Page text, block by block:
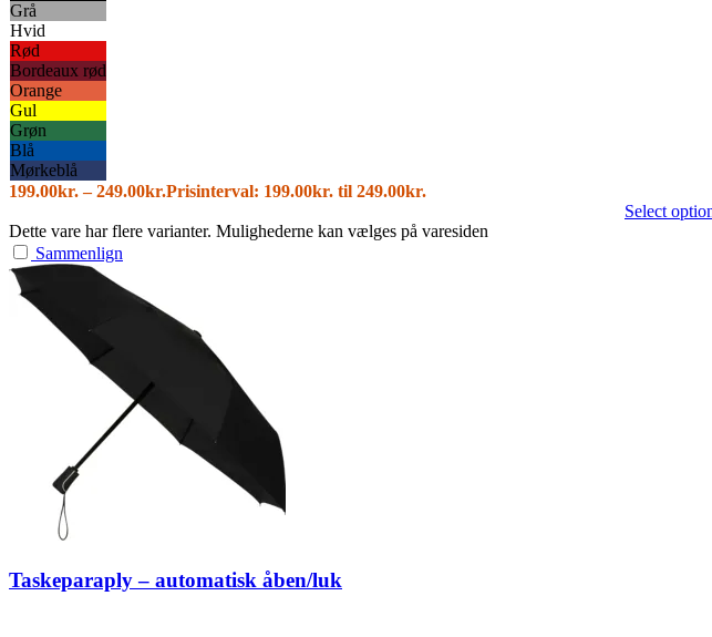
Grå
Hvid
Rød
Bordeaux rød
Orange
Gul
Grøn
Blå
Mørkeblå
199.00kr. – 249.00kr.Prisinterval: 199.00kr. til 249.00kr.
Select
Dette vare har flere varianter. Mulighederne kan vælges på varesiden
Sammenlign
Taskeparaply – automatisk åben/luk